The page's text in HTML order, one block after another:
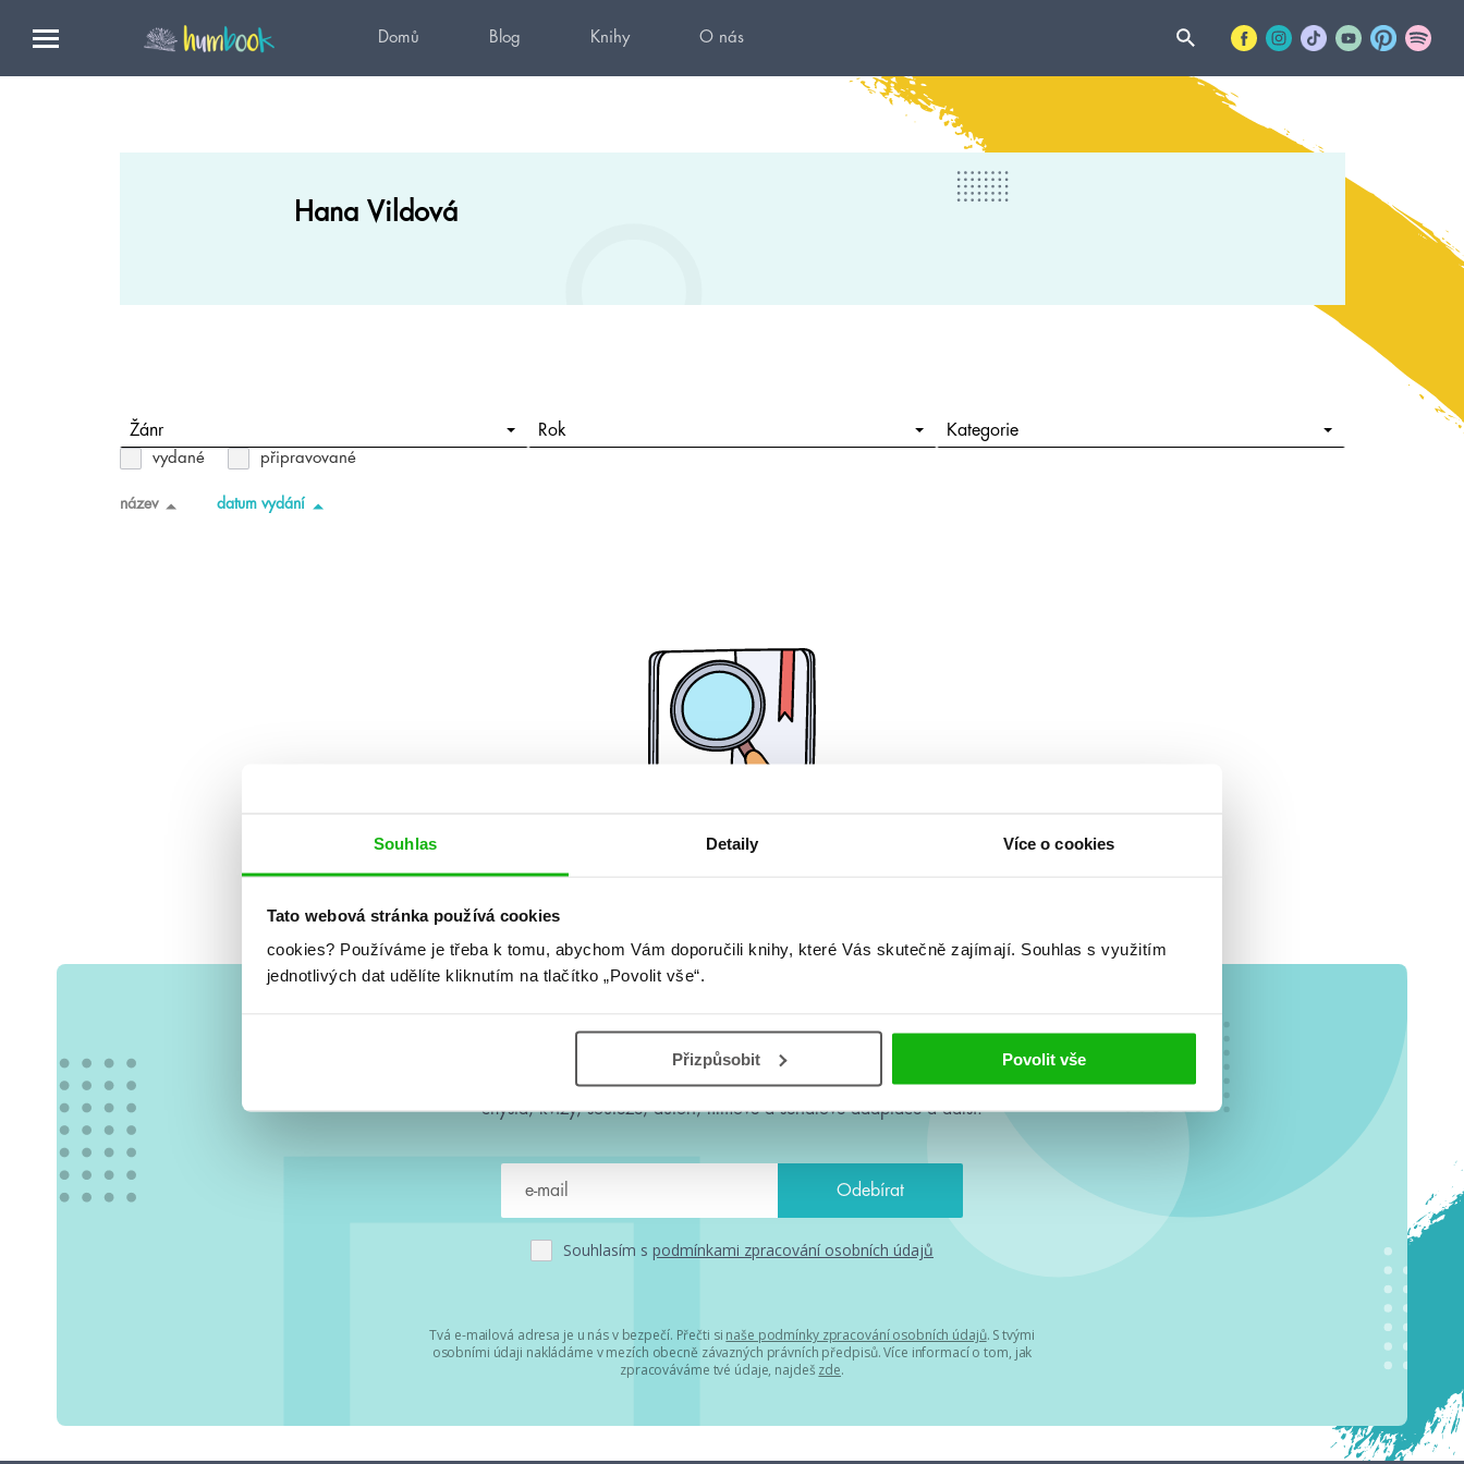
Souhlas Detaily Více o cookies
Tato webová stránka používá cookies
cookies? Používáme je třeba k tomu, abychom Vám doporučili knihy, které Vás skutečně zajímají. Souhlas s využitím
jednotlivých dat udělíte kliknutím na tlačítko „Povolit vše“.
Přizpůsobit Povolit vše
Domů Blog Knihy O nás
Hana Vildová
Žánr Rok Kategorie
vydané připravované
název datum vydání
#HumbookNews
Vše kolem #youngadult každý měsíc rovnou do mailu! Nové knihy, co se
chystá, kvízy, soutěže, autoři, filmové a seriálové adaptace a další.
Souhlasím s podmínkami zpracování osobních údajů
Tvá e-mailová adresa je u nás v bezpečí. Přečti si naše podmínky zpracování osobních údajů. S tvými
osobními údaji nakládáme v mezích obecně závazných právních předpisů. Více informací o tom, jak
zpracováváme tvé údaje, najdeš zde.